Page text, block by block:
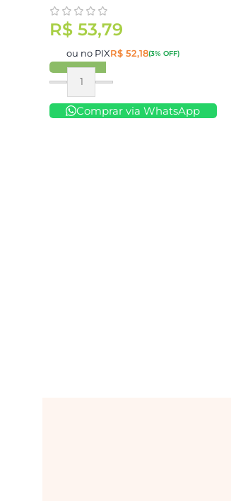
R$ 53,79
ou no PIXR$ 52,18(3% OFF)
Comprar
Comprar via WhatsApp